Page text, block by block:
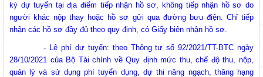
ký dự tuyển tại địa điểm tiếp nhận hồ sơ, không tiếp nhận hồ sơ do
người khác nộp thay hoặc hồ sơ gửi qua đường bưu điện. Chỉ tiếp
nhận các hồ sơ đầy đủ theo quy định, có Giấy biên nhận hồ sơ.
- Lệ phí dự tuyển: theo Thông tư số 92/2021/TT-BTC ngày
28/10/2021 của Bộ Tài chính về Quy định mức thu, chế độ thu, nộp,
quản lý và sử dụng phí tuyển dụng, dự thi nâng ngạch, thăng hạng